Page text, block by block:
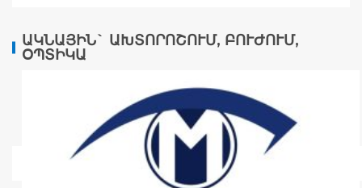
ԱԿՆԱՅԻՆ` ԱԽՏՈՐՈՇՈՒՄ, ԲՈՒԺՈՒՄ,
ՕՊՏԻԿԱ